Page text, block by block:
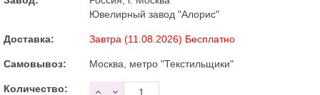
Ювелирный завод "Алорис"
Доставка: Завтра (11.08.2026) Бесплатно
Самовывоз: Москва, метро "Текстильщики"
Количество: